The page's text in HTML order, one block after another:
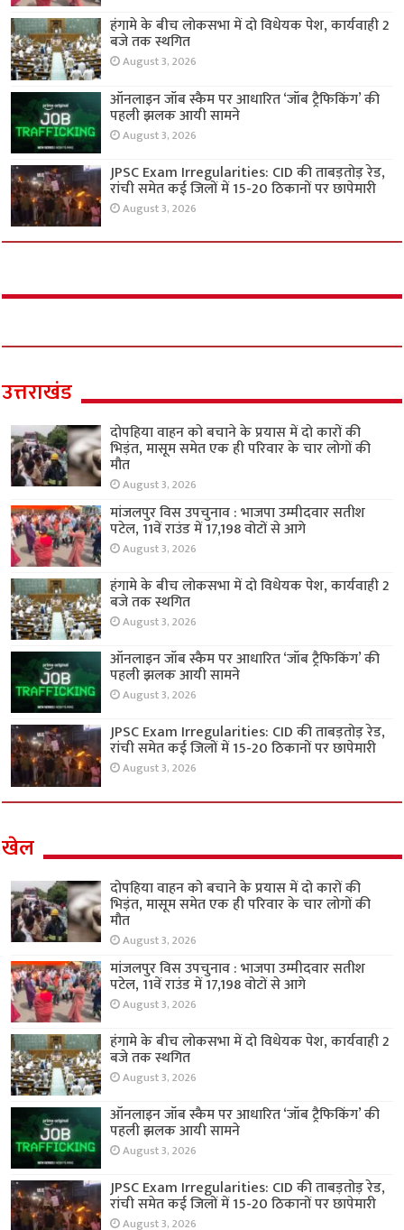
हंगामे के बीच लोकसभा में दो विधेयक पेश, कार्यवाही 2
बजे तक स्थगित
August 3, 2026
ऑनलाइन जॉब स्कैम पर आधारित ‘जॉब ट्रैफिकिंग’ की
पहली झलक आयी सामने
August 3, 2026
JPSC Exam Irregularities: CID की ताबड़तोड़ रेड,
रांची समेत कई जिलों में 15-20 ठिकानों पर छापेमारी
August 3, 2026
उत्तराखंड
दोपहिया वाहन को बचाने के प्रयास में दो कारों की
भिड़ंत, मासूम समेत एक ही परिवार के चार लोगों की
मौत
August 3, 2026
मांजलपुर विस उपचुनाव : भाजपा उम्मीदवार सतीश
पटेल, 11वें राउंड में 17,198 वोटों से आगे
August 3, 2026
हंगामे के बीच लोकसभा में दो विधेयक पेश, कार्यवाही 2
बजे तक स्थगित
August 3, 2026
ऑनलाइन जॉब स्कैम पर आधारित ‘जॉब ट्रैफिकिंग’ की
पहली झलक आयी सामने
August 3, 2026
JPSC Exam Irregularities: CID की ताबड़तोड़ रेड,
रांची समेत कई जिलों में 15-20 ठिकानों पर छापेमारी
August 3, 2026
खेल
दोपहिया वाहन को बचाने के प्रयास में दो कारों की
भिड़ंत, मासूम समेत एक ही परिवार के चार लोगों की
मौत
August 3, 2026
मांजलपुर विस उपचुनाव : भाजपा उम्मीदवार सतीश
पटेल, 11वें राउंड में 17,198 वोटों से आगे
August 3, 2026
हंगामे के बीच लोकसभा में दो विधेयक पेश, कार्यवाही 2
बजे तक स्थगित
August 3, 2026
ऑनलाइन जॉब स्कैम पर आधारित ‘जॉब ट्रैफिकिंग’ की
पहली झलक आयी सामने
August 3, 2026
JPSC Exam Irregularities: CID की ताबड़तोड़ रेड,
रांची समेत कई जिलों में 15-20 ठिकानों पर छापेमारी
August 3, 2026